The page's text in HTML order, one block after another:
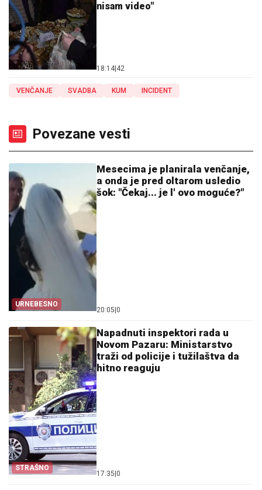
nisam video"
18:14 42
VENČANJE SVADBA KUM INCIDENT
Povezane vesti
URNEBESNO
Mesecima je planirala venčanje,
a onda je pred oltarom usledio
šok: "Čekaj... je l' ovo moguće?"
20:05 0
STRAŠNO
Napadnuti inspektori rada u
Novom Pazaru: Ministarstvo
traži od policije i tužilaštva da
hitno reaguju
17:35 0